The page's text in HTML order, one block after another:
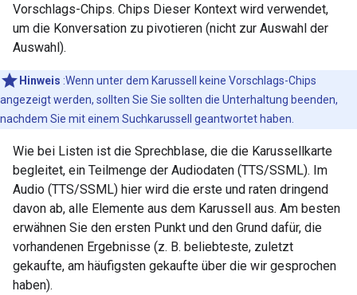
Vorschlags-Chips. Chips Dieser Kontext wird verwendet,
um die Konversation zu pivotieren (nicht zur Auswahl der
Auswahl).
Hinweis :Wenn unter dem Karussell keine Vorschlags-Chips
angezeigt werden, sollten Sie Sie sollten die Unterhaltung beenden,
nachdem Sie mit einem Suchkarussell geantwortet haben.
Wie bei Listen ist die Sprechblase, die die Karussellkarte
begleitet, ein Teilmenge der Audiodaten (TTS/SSML). Im
Audio (TTS/SSML) hier wird die erste und raten dringend
davon ab, alle Elemente aus dem Karussell aus. Am besten
erwähnen Sie den ersten Punkt und den Grund dafür, die
vorhandenen Ergebnisse (z. B. beliebteste, zuletzt
gekaufte, am häufigsten gekaufte über die wir gesprochen
haben).